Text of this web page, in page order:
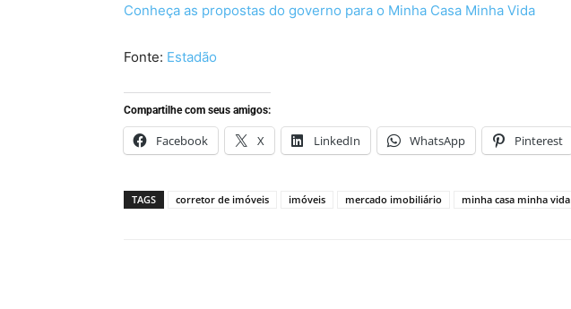
Conheça as propostas do governo para o Minha Casa Minha Vida
Fonte: Estadão
Compartilhe com seus amigos:
Facebook X LinkedIn WhatsApp Pinterest
TAGS corretor de imóveis imóveis mercado imobiliário minha casa minha vida